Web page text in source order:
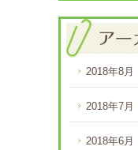
2018年8月
2018年7月
2018年6月